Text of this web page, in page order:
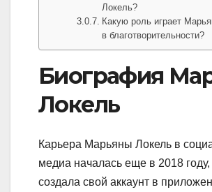
Локель?
Какую роль играет
в благотворительности?
Биография
Локель
Карьера Марьяны Локель в
медиа началась еще в 2018 году,
создала свой аккаунт в